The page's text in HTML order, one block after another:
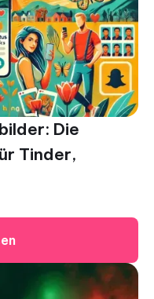
Die
Tinder,